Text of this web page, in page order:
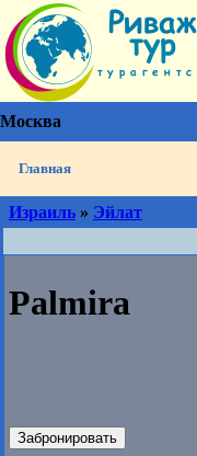
Москва
Главная
Израиль » Эйлат
Palmira
Забронировать